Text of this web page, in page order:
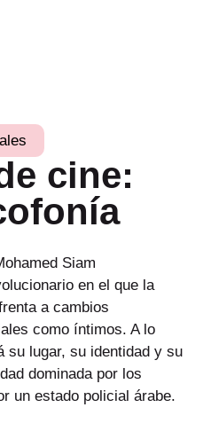
cine:
Siam
en el que la
a cambios
como íntimos. A lo
su lugar, su identidad y su
dominada por los
un estado policial árabe.